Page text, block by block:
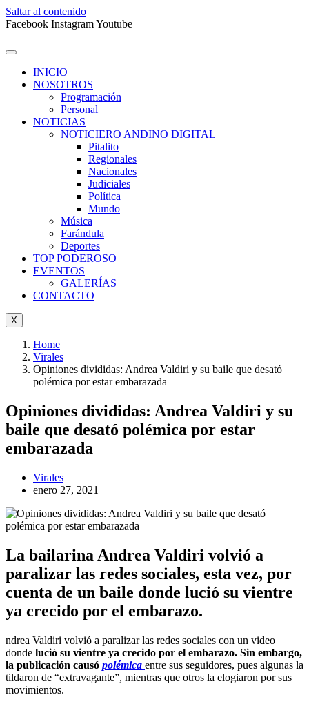
Saltar al contenido
Facebook InstagramYoutube
INICIO
NOSOTROS
Programación
Personal
NOTICIAS
NOTICIERO ANDINO DIGITAL
Pitalito
Regionales
Nacionales
Judiciales
Política
Mundo
Música
Farándula
Deportes
TOP PODEROSO
EVENTOS
GALERÍAS
CONTACTO
X
Home
Virales
Opiniones divididas: Andrea Valdiri y su baile que desató
polémica por estar embarazada
Opiniones divididas: Andrea Valdiri y su
baile que desató polémica por estar
embarazada
Virales
enero 27, 2021
La bailarina Andrea Valdiri volvió a
paralizar las redes sociales, esta vez, por
cuenta de un baile donde lució su vientre
ya crecido por el embarazo.
ndrea Valdiri volvió a paralizar las redes sociales con un video
donde lució su vientre ya crecido por el embarazo. Sin embargo,
la publicación causó polémica entre sus seguidores, pues algunas la
tildaron de “extravagante”, mientras que otros la elogiaron por sus
movimientos.